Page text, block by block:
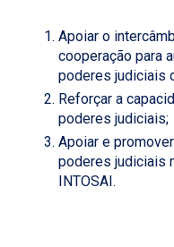
Apoiar o
cooperação para
poderes judiciais
Reforçar a
poderes judiciais;
Apoiar e
poderes judiciais
INTOSAI.